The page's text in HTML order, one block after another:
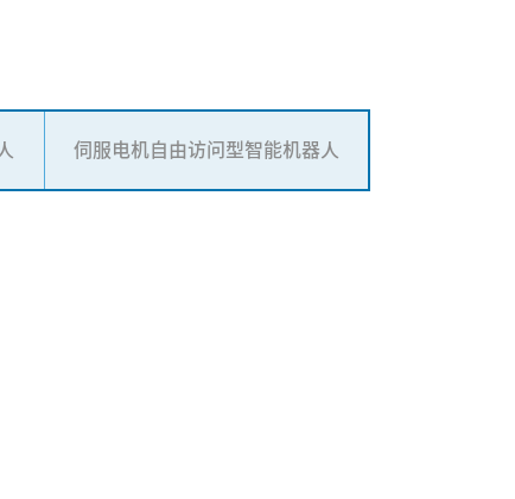
伺服电机自由访问型智能机器人